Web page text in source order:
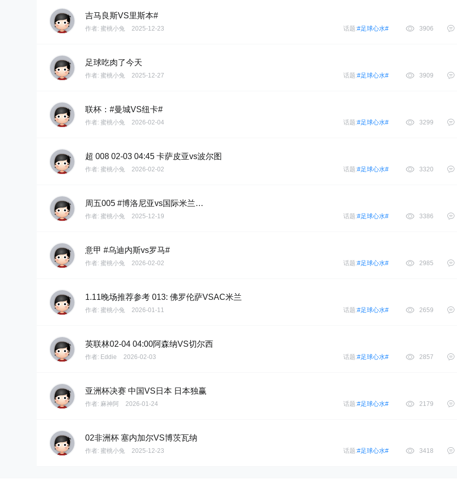
吉马良斯VS里斯本#
作者: 蜜桃小兔 2025-12-23 话题:#足球心水# 3906
足球吃肉了今天
作者: 蜜桃小兔 2025-12-27 话题:#足球心水# 3909
联杯：#曼城VS纽卡#
作者: 蜜桃小兔 2026-02-04 话题:#足球心水# 3299
超 008 02-03 04:45 卡萨皮亚vs波尔图
作者: 蜜桃小兔 2026-02-02 话题:#足球心水# 3320
周五005 #博洛尼亚vs国际米兰…
作者: 蜜桃小兔 2025-12-19 话题:#足球心水# 3386
意甲 #乌迪内斯vs罗马#
作者: 蜜桃小兔 2026-02-02 话题:#足球心水# 2985
1.11晚场推荐参考 013: 佛罗伦萨VSAC米兰
作者: 蜜桃小兔 2026-01-11 话题:#足球心水# 2659
英联林02-04 04:00阿森纳VS切尔西
作者: Eddie 2026-02-03 话题:#足球心水# 2857
亚洲杯决赛 中国VS日本 日本独赢
作者: 麻神阿 2026-01-24 话题:#足球心水# 2179
02非洲杯 塞内加尔VS博茨瓦纳
作者: 蜜桃小兔 2025-12-23 话题:#足球心水# 3418